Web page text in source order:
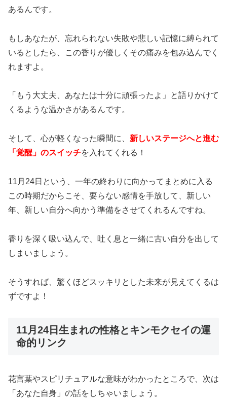
あるんです。
もしあなたが、忘れられない失敗や悲しい記憶に縛られて
いるとしたら、この香りが優しくその痛みを包み込んでく
れますよ。
「もう大丈夫、あなたは十分に頑張ったよ」と語りかけて
くるような温かさがあるんです。
そして、心が軽くなった瞬間に、 新しいステージへと進む
「覚醒」のスイッチを入れてくれる！
11月24日という、一年の終わりに向かってまとめに入る
この時期だからこそ、要らない感情を手放して、新しい
年、新しい自分へ向かう準備をさせてくれるんですね。
香りを深く吸い込んで、吐く息と一緒に古い自分を出して
しまいましょう。
そうすれば、驚くほどスッキリとした未来が見えてくるは
ずですよ！
11月24日生まれの性格とキンモクセイの運
命的リンク
花言葉やスピリチュアルな意味がわかったところで、次は
「あなた自身」の話をしちゃいましょう。